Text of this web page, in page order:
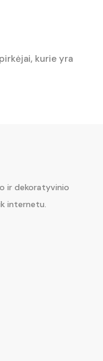
kurie yra
ir dekoratyvinio
internetu.